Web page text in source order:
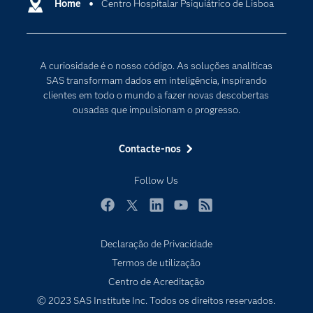
Home Centro Hospitalar Psiquiátrico de Lisboa
A curiosidade é o nosso código. As soluções analíticas
SAS transformam dados em inteligência, inspirando
clientes em todo o mundo a fazer novas descobertas
ousadas que impulsionam o progresso.
Contacte-nos
Follow Us
Para os Educadores
Documentação
Estudantes
Formação
Indústrias
Produtos
Programadores
Data Science
Transformação Digital
Declaração de Privacidade
Termos de utilização
Centro de Acreditação
© 2023 SAS Institute Inc. Todos os direitos reservados.